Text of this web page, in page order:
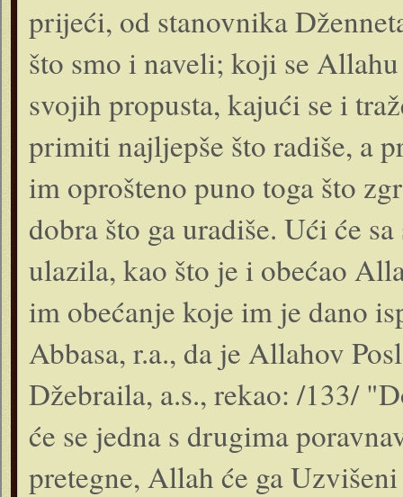
prijeći, od stanovnika
što smo i naveli; koji se
svojih propusta, kajući se i
primiti najljepše što radiše, a
im oprošteno puno toga što
dobra što ga uradiše. Ući će
ulazila, kao što je i obećao
im obećanje koje im je dano
Abbasa, r.a., da je Allahov
Džebraila, a.s., rekao: /133/
će se jedna s drugima
pretegne, Allah će ga